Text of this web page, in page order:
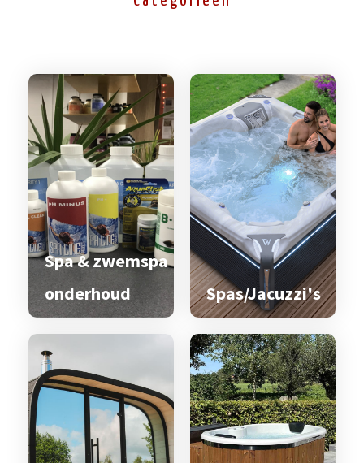
Spa & zwemspa
onderhoud
Spas/Jacuzzi's